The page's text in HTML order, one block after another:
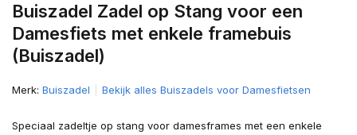
Buiszadel Zadel op Stang voor een
Damesfiets met enkele framebuis
(Buiszadel)
Merk: Buiszadel Bekijk alles Buiszadels voor Damesfietsen
Speciaal zadeltje op stang voor damesframes met een enkele